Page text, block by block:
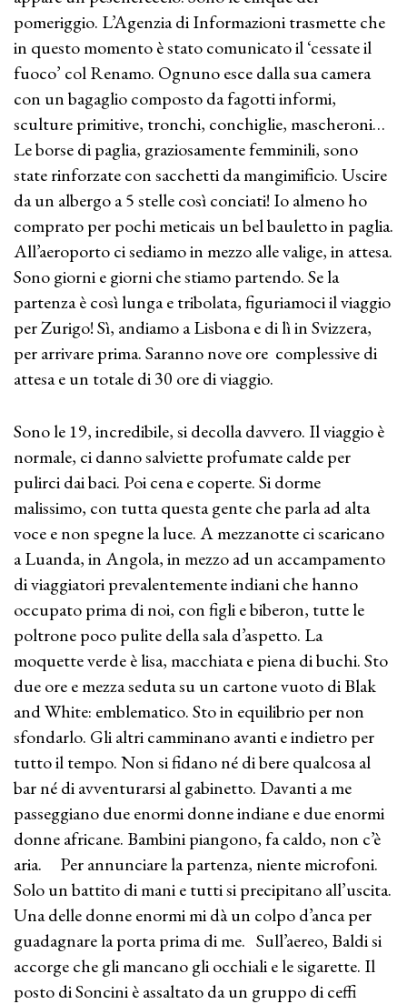
pomeriggio. L’Agenzia di Informazioni trasmette che
in questo momento è stato comunicato il ‘cessate il
fuoco’ col Renamo. Ognuno esce dalla sua camera
con un bagaglio composto da fagotti informi,
sculture primitive, tronchi, conchiglie, mascheroni…
Le borse di paglia, graziosamente femminili, sono
state rinforzate con sacchetti da mangimificio. Uscire
da un albergo a 5 stelle così conciati! Io almeno ho
comprato per pochi meticais un bel bauletto in paglia.
All’aeroporto ci sediamo in mezzo alle valige, in attesa.
Sono giorni e giorni che stiamo partendo. Se la
partenza è così lunga e tribolata, figuriamoci il viaggio
per Zurigo! Sì, andiamo a Lisbona e di lì in Svizzera,
per arrivare prima. Saranno nove ore complessive di
attesa e un totale di 30 ore di viaggio.
Sono le 19, incredibile, si decolla davvero. Il viaggio è
normale, ci danno salviette profumate calde per
pulirci dai baci. Poi cena e coperte. Si dorme
malissimo, con tutta questa gente che parla ad alta
voce e non spegne la luce. A mezzanotte ci scaricano
a Luanda, in Angola, in mezzo ad un accampamento
di viaggiatori prevalentemente indiani che hanno
occupato prima di noi, con figli e biberon, tutte le
poltrone poco pulite della sala d’aspetto. La
moquette verde è lisa, macchiata e piena di buchi. Sto
due ore e mezza seduta su un cartone vuoto di Blak
and White: emblematico. Sto in equilibrio per non
sfondarlo. Gli altri camminano avanti e indietro per
tutto il tempo. Non si fidano né di bere qualcosa al
bar né di avventurarsi al gabinetto. Davanti a me
passeggiano due enormi donne indiane e due enormi
donne africane. Bambini piangono, fa caldo, non c’è
aria. Per annunciare la partenza, niente microfoni.
Solo un battito di mani e tutti si precipitano all’uscita.
Una delle donne enormi mi dà un colpo d’anca per
guadagnare la porta prima di me. Sull’aereo, Baldi si
accorge che gli mancano gli occhiali e le sigarette. Il
posto di Soncini è assaltato da un gruppo di ceffi